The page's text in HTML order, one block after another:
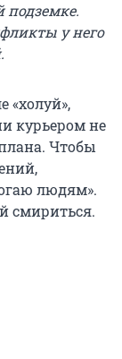
подземке.
у него
«холуй»,
курьером не
Чтобы
людям».
смириться.